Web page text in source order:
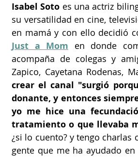
Isabel Soto es una actriz
su versatilidad en cine,
en mamá y con ello decidió
Just a Mom
en donde
acompaña de colegas y
Zapico, Cayetana Rodenas,
crear el canal "surgió
donante, y entonces
yo me hice una
tratamiento o que llevaba
¿si lo cuento? y tengo charlas
gente que me ha ayudado